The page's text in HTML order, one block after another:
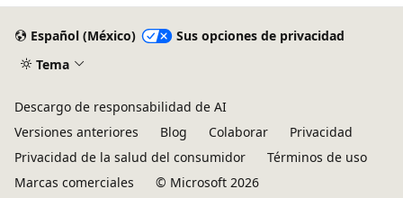
Español (México)
Sus opciones de privacidad
Tema
Descargo de responsabilidad de AI
Versiones anteriores
Blog Colaborar
Privacidad
Privacidad de la salud del consumidor
Términos de uso
Marcas comerciales
© Microsoft 2026